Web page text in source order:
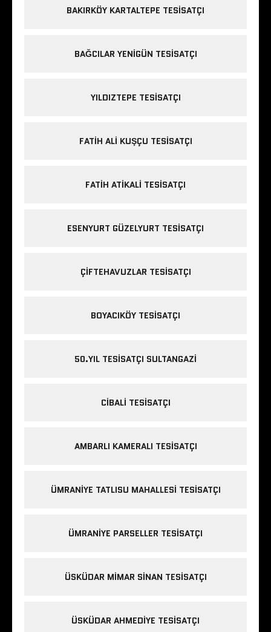
BAKIRKÖY KARTALTEPE TESISATÇI
BAĞCILAR YENIGÜN TESISATÇI
YILDIZTEPE TESISATÇI
FATIH ALI KUŞÇU TESISATÇI
FATIH ATIKALI TESISATÇI
ESENYURT GÜZELYURT TESISATÇI
ÇIFTEHAVUZLAR TESISATÇI
BOYACIKÖY TESISATÇI
50.YIL TESISATÇI SULTANGAZI
CIBALI TESISATÇI
AMBARLI KAMERALI TESISATÇI
ÜMRANIYE TATLISU MAHALLESI TESISATÇI
ÜMRANIYE PARSELLER TESISATÇI
ÜSKÜDAR MIMAR SINAN TESISATÇI
ÜSKÜDAR AHMEDIYE TESISATÇI